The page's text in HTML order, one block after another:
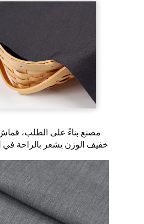
خفيف الوزن يشعر بالراحة
ملون القمصان والروب